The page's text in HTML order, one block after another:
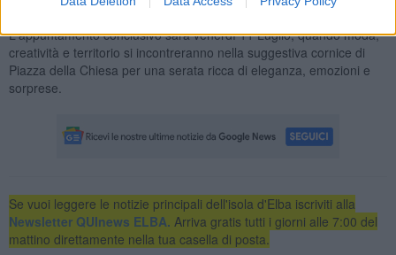
unica a chi vive e visita Marciana Marina".
L'appuntamento conclusivo sarà venerdì 11 Luglio, quando moda,
creatività e territorio si incontreranno nella suggestiva cornice di
Piazza della Chiesa per una serata ricca di eleganza, emozioni e
sorprese.
Se vuoi leggere le notizie principali dell'isola d'Elba iscriviti alla
Newsletter QUInews ELBA. Arriva gratis tutti i giorni alle 7:00 del
mattino direttamente nella tua casella di posta.